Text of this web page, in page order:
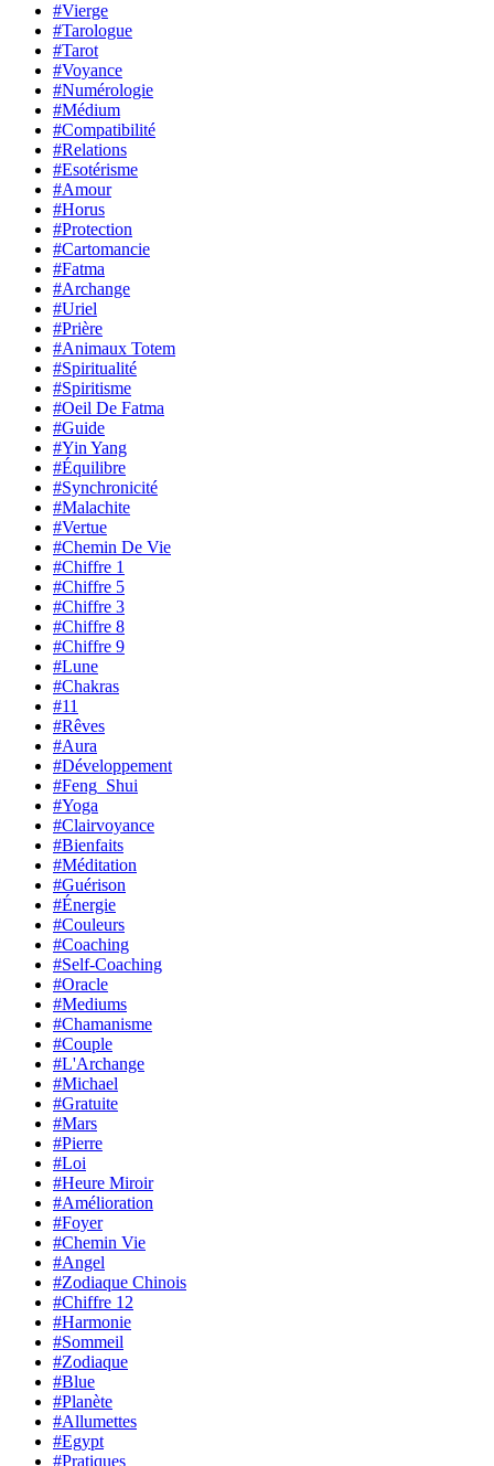
#Vierge
#Tarologue
#Tarot
#Voyance
#Numérologie
#Médium
#Compatibilité
#Relations
#Esotérisme
#Amour
#Horus
#Protection
#Cartomancie
#Fatma
#Archange
#Uriel
#Prière
#Animaux Totem
#Spiritualité
#Spiritisme
#Oeil De Fatma
#Guide
#Yin Yang
#Équilibre
#Synchronicité
#Malachite
#Vertue
#Chemin De Vie
#Chiffre 1
#Chiffre 5
#Chiffre 3
#Chiffre 8
#Chiffre 9
#Lune
#Chakras
#11
#Rêves
#Aura
#Développement
#Feng_Shui
#Yoga
#Clairvoyance
#Bienfaits
#Méditation
#Guérison
#Énergie
#Couleurs
#Coaching
#Self-Coaching
#Oracle
#Mediums
#Chamanisme
#Couple
#L'Archange
#Michael
#Gratuite
#Mars
#Pierre
#Loi
#Heure Miroir
#Amélioration
#Foyer
#Chemin Vie
#Angel
#Zodiaque Chinois
#Chiffre 12
#Harmonie
#Sommeil
#Zodiaque
#Blue
#Planète
#Allumettes
#Egypt
#Pratiques